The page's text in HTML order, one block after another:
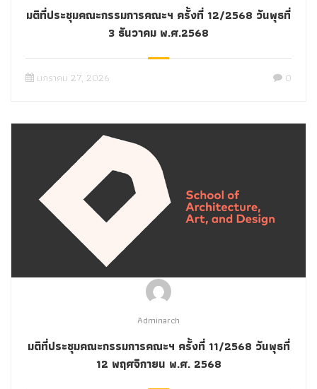
มติที่ประชุมคณะกรรมการคณะฯ ครั้งที่ 12/2568 วันพุธที่
3 ธันวาคม พ.ศ.2568
มกราคม 27, 2026 0
Adminarch
มติที่ประชุมคณะกรรมการคณะฯ ครั้งที่ 11/2568 วันพุธที่
12 พฤศจิกายน พ.ศ. 2568